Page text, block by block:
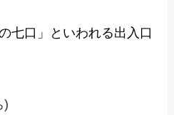
七口」といわれる出入口
)